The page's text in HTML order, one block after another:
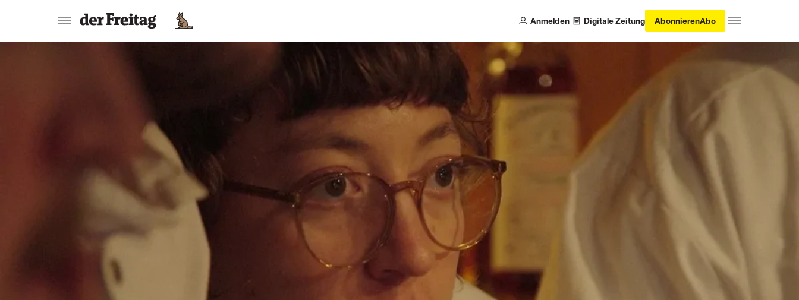
Anmelden Digitale Zeitung AbonnierenAbo